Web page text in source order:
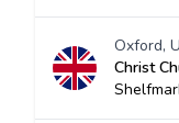
Oxford,
Christ